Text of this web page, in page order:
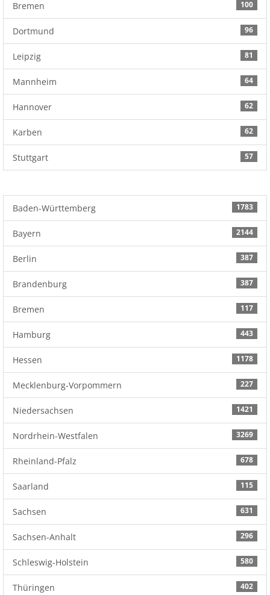
100
Bremen
96
Dortmund
81
Leipzig
64
Mannheim
62
Hannover
62
Karben
57
Stuttgart
1783
Baden-Württemberg
2144
Bayern
387
Berlin
387
Brandenburg
117
Bremen
443
Hamburg
1178
Hessen
227
Mecklenburg-Vorpommern
1421
Niedersachsen
3269
Nordrhein-Westfalen
678
Rheinland-Pfalz
115
Saarland
631
Sachsen
296
Sachsen-Anhalt
580
Schleswig-Holstein
402
Thüringen